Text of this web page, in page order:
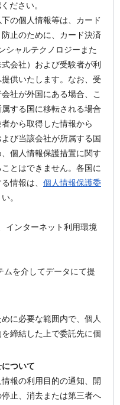
ださい。
の個人情報等は、カード
止のために、カード決済
シャルテクノロジーまた
会社）および受験者が利
供いたします。なお、受
社が外国にある場合、こ
する国に移転される場合
から取得した情報から
び当該会社が所属する国
個人情報保護措置に関す
とはできません。各国に
情報は、 個人情報保護委
。
インターネット利用環境
ムを介してデータにて提
に必要な範囲内で、個人
締結した上で委託先に個
ついて
報の利用目的の通知、開
止、消去または第三者へ